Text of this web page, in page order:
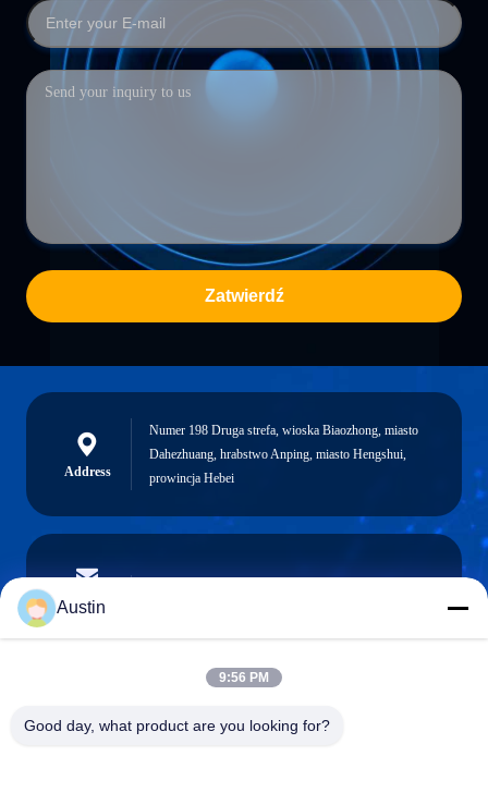
Zatwierdź
Address
Numer 198 Druga strefa, wioska Biaozhong, miasto
Dahezhuang, hrabstwo Anping, miasto Hengshui,
prowincja Hebei
E-mail
Phone
Austin
9:56 PM
Good day, what product are you looking for?